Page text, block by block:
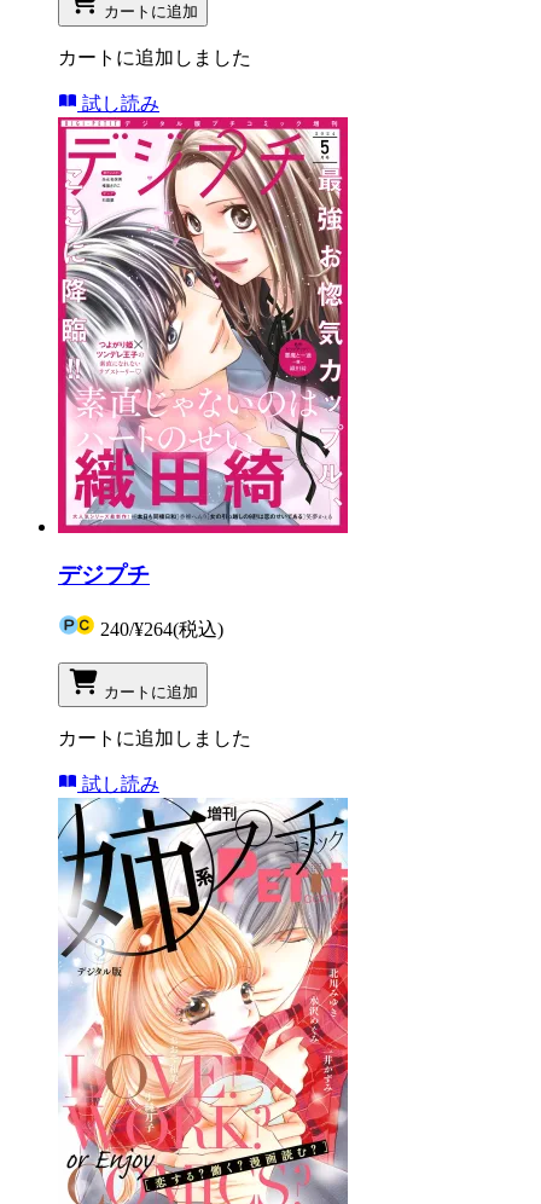
カートに追加
カートに追加しました
試し読み
デジプチ
240/¥264(税込)
カートに追加
カートに追加しました
試し読み